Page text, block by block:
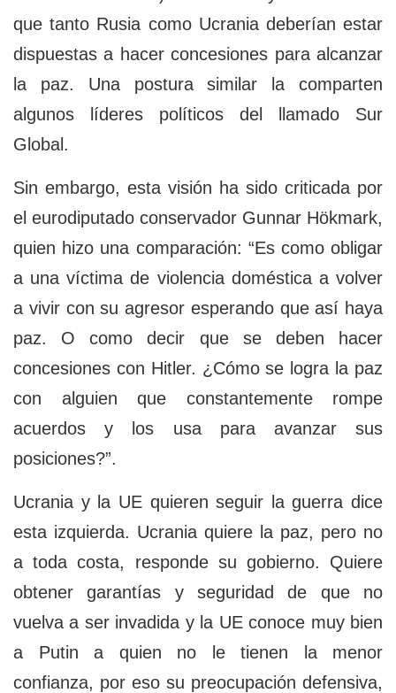
que tanto Rusia como Ucrania deberían estar
dispuestas a hacer concesiones para alcanzar
la paz. Una postura similar la comparten
algunos líderes políticos del llamado Sur
Global.
Sin embargo, esta visión ha sido criticada por
el eurodiputado conservador Gunnar Hökmark,
quien hizo una comparación: “Es como obligar
a una víctima de violencia doméstica a volver
a vivir con su agresor esperando que así haya
paz. O como decir que se deben hacer
concesiones con Hitler. ¿Cómo se logra la paz
con alguien que constantemente rompe
acuerdos y los usa para avanzar sus
posiciones?”.
Ucrania y la UE quieren seguir la guerra dice
esta izquierda. Ucrania quiere la paz, pero no
a toda costa, responde su gobierno. Quiere
obtener garantías y seguridad de que no
vuelva a ser invadida y la UE conoce muy bien
a Putin a quien no le tienen la menor
confianza, por eso su preocupación defensiva,